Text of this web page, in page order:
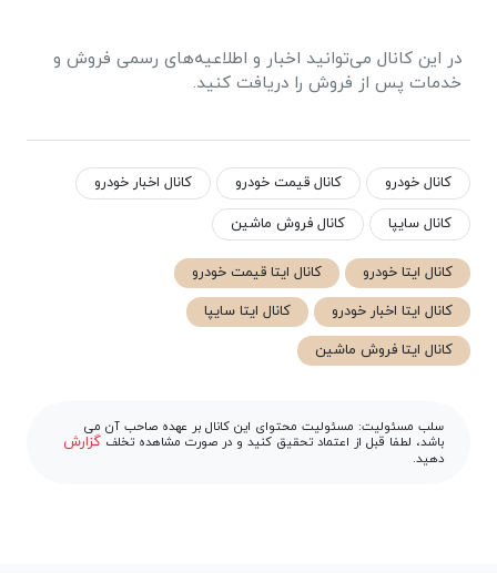
در این کانال می‌توانید اخبار و اطلاعیه‌های رسمی فروش و
خدمات پس از فروش را دریافت کنید.
کانال خودرو کانال قیمت خودرو کانال اخبار خودرو
کانال سایپا کانال فروش ماشین
کانال ایتا خودرو
کانال ایتا قیمت خودرو
کانال ایتا اخبار خودرو
کانال ایتا سایپا
کانال ایتا فروش ماشین
سلب مسئولیت: مسئولیت محتوای این کانال بر عهده صاحب آن می
باشد، لطفا قبل از اعتماد تحقیق کنید و در صورت مشاهده تخلف گزارش
دهید.